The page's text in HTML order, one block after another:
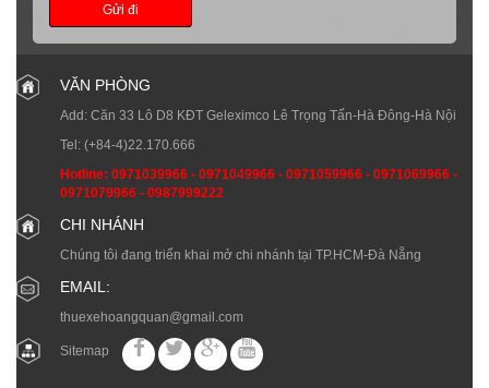
Gửi đi
VĂN PHÒNG
Add: Căn 33 Lô D8 KĐT Geleximco Lê Trọng Tấn-Hà Đông-Hà Nội
Tel: (+84-4)22.170.666
Hotline: 0971039966 - 0971049966 - 0971059966 - 0971069966 -
0971079966 - 0987999222
CHI NHÁNH
Chúng tôi đang triển khai mở chi nhánh tại TP.HCM-Đà Nẵng
EMAIL:
thuexehoangquan@gmail.com
Sitemap